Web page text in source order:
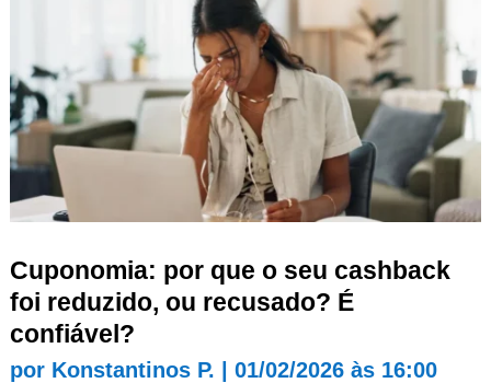
Cuponomia: por que o seu cashback
foi reduzido, ou recusado? É
confiável?
por Konstantinos P. 01/02/2026 às 16:00